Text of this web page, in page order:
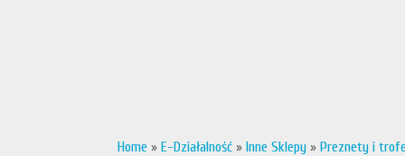
Home » E-Działalność » Inne Sklepy » Preznety i